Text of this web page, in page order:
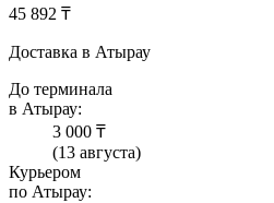
45 892 ₸
Доставка в Атырау
До терминала
в Атырау:
3 000 ₸
(13 августа)
Курьером
по Атырау: